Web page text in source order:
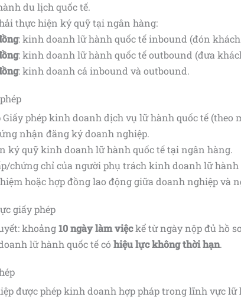
du lịch quốc tế.
thực hiện ký quỹ tại ngân hàng:
: kinh doanh lữ hành quốc tế inbound (đón
: kinh doanh lữ hành quốc tế outbound (đưa
: kinh doanh cả inbound và outbound.
phép kinh doanh dịch vụ lữ hành quốc tế (theo
nhận đăng ký doanh nghiệp.
ký quỹ kinh doanh lữ hành quốc tế tại ngân hàng.
chứng chỉ của người phụ trách kinh doanh lữ hành
hoặc hợp đồng lao động giữa doanh nghiệp và
giấy phép
khoảng10 ngày làm việckể từ ngày nộp đủ hồ
lữ hành quốc tế có hiệu lực không thời hạn.
được phép kinh doanh hợp pháp trong lĩnh vực lữ